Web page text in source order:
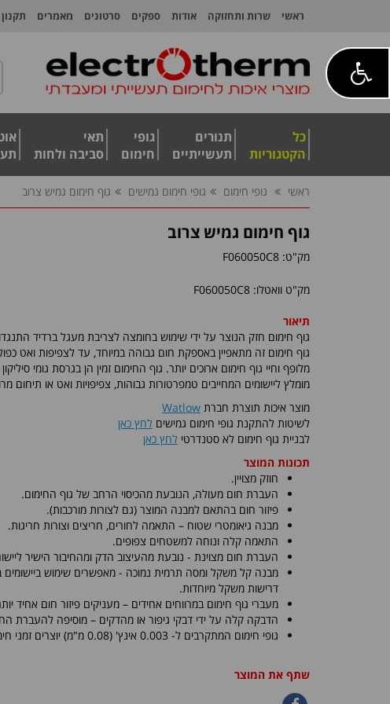
ראשי שרות ותחזוקה אודות ספקים סרטונים מאמרים תקנון
כל
הקטגוריות
תנורים
תעשייתיים
גופי
חימום
תאי
סביבה ולחות
ראשי גופי חימום גופי חימום גמישים גוף חימום גמיש צרוב
גוף חימום גמיש צרוב
מק"ט: F060050C8
מק"ט וואטלו: F060050C8
תיאור
גוף חימום חזק הנוצר על ידי שימוש בחומצה לצריבת מעגל ברדיד
גוף חימום זה מתאפיין באספקת חום גבוהה במיוחד, עד לצפיפות ואט
מלופף וחיי גוף חימום ארוכים יותר. גוף החימום זמין הן בגרסת גומי
מומלץ ליישומים המחייבים טמפרטורות גבוהות, צפיפויות ואט או תיחום
מוצר איכות תוצרת חברת Watlow
לשיטות להתקנת גופי חימום גמישים לחץ כאן
לבניית גוף חימום לא סטנדרטי לחץ כאן
תכונות המוצר
חוזק מצויין.
העברת חום מעולה, הנובעת מהכיסוי הרחב של גוף החימום.
פיזור חום בהתאם למבנה המוצר (גם לצורות מורכבות).
מבנה גיאומטרי שטוח – התאמה לחורים, חריצים וצורות חריגות.
התאמה קלה ונוחה למשטחים צפופים.
העברת חום מצוינת - נובעת מהעיצוב הדק ומהחיבור הישיר
מבנה קל משקל ומסה תרמית נמוכה - מאפשרים שימוש ביישומים
דרישות משקל מיוחדות.
מעברי גוף חימום במרווחים אחידים – מעניקים פיזור חום אחיד
הדבקה קלה על ידי דבקי גיפור או מהדקים – מוסיפה להעברת
גופי חימום המתקרבים ל- 0.003 אינץ' (0.08 מ"מ) יוצרים זמני חימום וקירור מהירים יותר.
שתף את המוצר